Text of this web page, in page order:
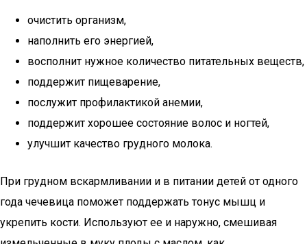
очистить организм,
наполнить его энергией,
восполнит нужное количество питательных веществ,
поддержит пищеварение,
послужит профилактикой анемии,
поддержит хорошее состояние волос и ногтей,
улучшит качество грудного молока.
При грудном вскармливании и в питании детей от одного
года чечевица поможет поддержать тонус мышц и
укрепить кости. Используют ее и наружно, смешивая